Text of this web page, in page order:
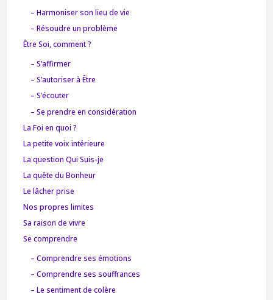
– Harmoniser son lieu de vie
– Résoudre un problème
Être Soi, comment ?
– S’affirmer
– S’autoriser à Être
– S’écouter
– Se prendre en considération
La Foi en quoi ?
La petite voix intérieure
La question Qui Suis-je
La quête du Bonheur
Le lâcher prise
Nos propres limites
Sa raison de vivre
Se comprendre
– Comprendre ses émotions
– Comprendre ses souffrances
– Le sentiment de colère